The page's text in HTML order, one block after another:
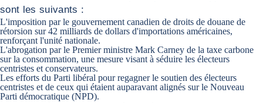
sont les suivants :
L'imposition par le gouvernement canadien de droits de douane de
rétorsion sur 42 milliards de dollars d'importations américaines,
renforçant l'unité nationale.
L'abrogation par le Premier ministre Mark Carney de la taxe carbone
sur la consommation, une mesure visant à séduire les électeurs
centristes et conservateurs.
Les efforts du Parti libéral pour regagner le soutien des électeurs
centristes et de ceux qui étaient auparavant alignés sur le Nouveau
Parti démocratique (NPD).